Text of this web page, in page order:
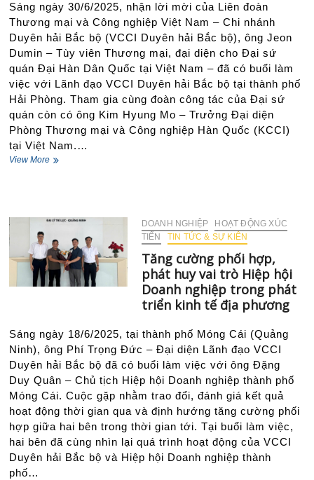
giải
quyết
khiếu
nại
hiệu
quả
tại
doanh
nghiệp”
Sáng ngày 30/6/2025, nhận lời mời của Liên đoàn
Thương mại và Công nghiệp Việt Nam – Chi nhánh
Duyên hải Bắc bộ (VCCI Duyên hải Bắc bộ), ông Jeon
Dumin – Tùy viên Thương mại, đại diện cho Đại sứ
quán Đại Hàn Dân Quốc tại Việt Nam – đã có buổi làm
việc với Lãnh đạo VCCI Duyên hải Bắc bộ tại thành phố
Hải Phòng. Tham gia cùng đoàn công tác của Đại sứ
quán còn có ông Kim Hyung Mo – Trưởng Đại diện
Phòng Thương mại và Công nghiệp Hàn Quốc (KCCI)
tại Việt Nam.…
View MoreTăng
–
VCCI
Duyên
hải
Bắc
với
Đại
sứ
Đại
Hàn
Dân
Quốc
tại
Nam
DOANH NGHIỆP
HOẠT ĐỘNG XÚC
TIẾN
TIN TỨC & SỰ KIÊN
Tăng cường phối hợp,
phát huy vai trò Hiệp hội
Doanh nghiệp trong phát
triển kinh tế địa phương
Sáng ngày 18/6/2025, tại thành phố Móng Cái (Quảng
Ninh), ông Phí Trọng Đức – Đại diện Lãnh đạo VCCI
Duyên hải Bắc bộ đã có buổi làm việc với ông Đặng
Duy Quân – Chủ tịch Hiệp hội Doanh nghiệp thành phố
Móng Cái. Cuộc gặp nhằm trao đổi, đánh giá kết quả
hoạt động thời gian qua và định hướng tăng cường phối
hợp giữa hai bên trong thời gian tới. Tại buổi làm việc,
hai bên đã cùng nhìn lại quá trình hoạt động của VCCI
Duyên hải Bắc bộ và Hiệp hội Doanh nghiệp thành
phố…